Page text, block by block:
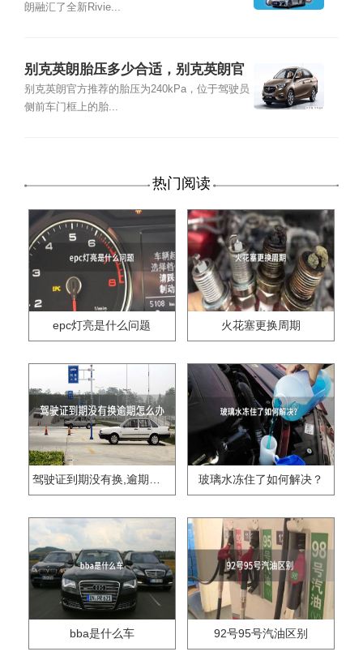
朗融汇了全新Rivie...
别克英朗胎压多少合适，别克英朗官
方推荐胎压
别克英朗官方推荐的胎压为240kPa，位于驾驶员
侧前车门框上的胎...
热门阅读
epc灯亮是什么问题 火花塞更换周期
驾驶证到期没有换,逾期怎么办?? 玻璃水冻住了如何解决？
bba是什么车 92号95号汽油区别